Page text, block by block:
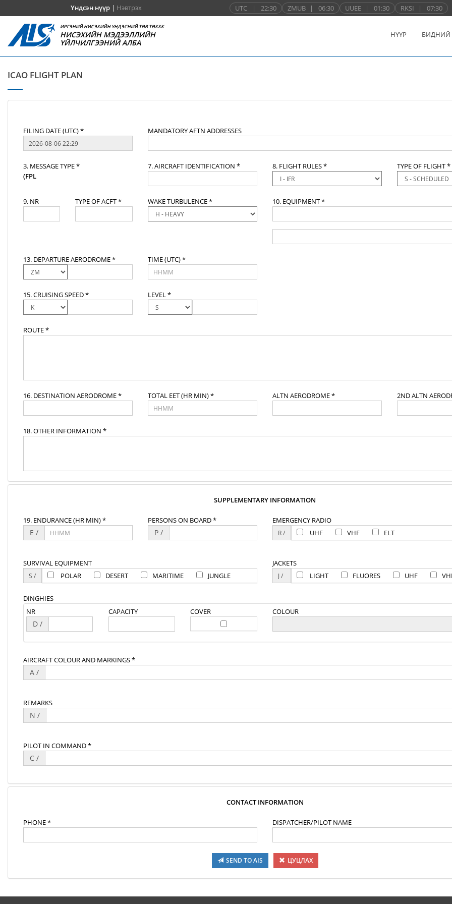
Үндсэн нүүр| Нэвтрэх UTC | 22:30 ZMUB | 06:30 UUEE | 01:30 RKSI | 07:30
ИРГЭНИЙ НИСЭХИЙН ҮНДЭСНИЙ ТӨВ ТӨХХК
НИСЭХИЙН МЭДЭЭЛЛИЙН
ҮЙЛЧИЛГЭЭНИЙ АЛБА
НҮҮР БИДНИЙ
ICAO FLIGHT PLAN
FILING DATE (UTC) * MANDATORY AFTN ADDRESSES
3. MESSAGE TYPE *
(FPL
7. AIRCRAFT IDENTIFICATION * 8. FLIGHT RULES * TYPE OF FLIGHT *
9. NR TYPE OF ACFT * WAKE TURBULENCE * 10. EQUIPMENT *
13. DEPARTURE AERODROME * TIME (UTC) *
15. CRUISING SPEED * LEVEL *
ROUTE *
16. DESTINATION AERODROME * TOTAL EET (HR MIN) * ALTN AERODROME * 2ND ALTN
18. OTHER INFORMATION *
SUPPLEMENTARY INFORMATION
19. ENDURANCE (HR MIN) *
E /
PERSONS ON BOARD *
P /
EMERGENCY RADIO
UHF
VHF ELT
SURVIVAL EQUIPMENT
POLAR
DESERT MARITIME JUNGLE
JACKETS
LIGHT
FLUORES UHF
DINGHIES
NR
D /
CAPACITY COVER COLOUR
AIRCRAFT COLOUR AND MARKINGS *
A /
REMARKS
N /
PILOT IN COMMAND *
C /
CONTACT INFORMATION
PHONE * DISPATCHER/PILOT NAME
SEND TO AIS ЦУЦЛАХ